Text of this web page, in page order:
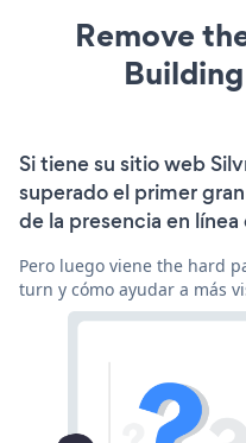
Remove
Si tiene su sitio web
superado el primer
de la presencia en
Pero luego viene the hard
turn y cómo ayudar a más